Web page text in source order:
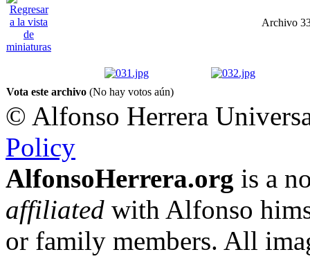
Archivo
Vota este archivo (No hay votos aún)
© Alfonso Herrera
Policy
AlfonsoHerrera.org is a
affiliated with Alfonso
or family members. All